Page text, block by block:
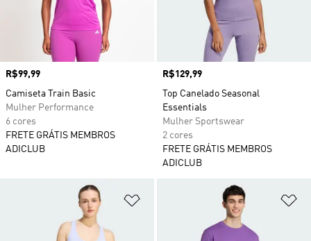
Preço
R$99,99
Camiseta Train Basic
Mulher Performance
6 cores
FRETE GRÁTIS MEMBROS
ADICLUB
Preço
R$129,99
Top Canelado Seasonal
Essentials
Mulher Sportswear
2 cores
FRETE GRÁTIS MEMBROS
ADICLUB
Adicionar à Lista de Desejos